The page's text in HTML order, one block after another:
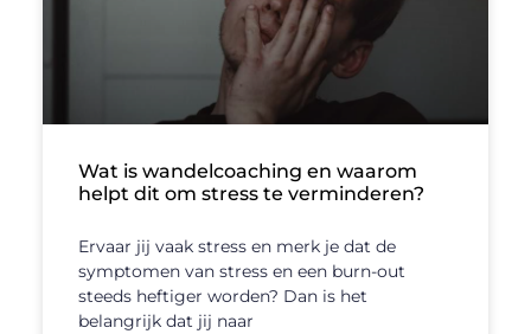
Wat is wandelcoaching en waarom
helpt dit om stress te verminderen?
Ervaar jij vaak stress en merk je dat de
symptomen van stress en een burn-out
steeds heftiger worden? Dan is het
belangrijk dat jij naar